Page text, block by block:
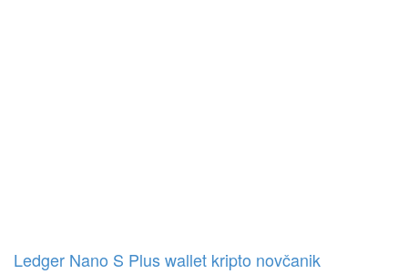
Ledger Nano S Plus wallet kripto novčanik